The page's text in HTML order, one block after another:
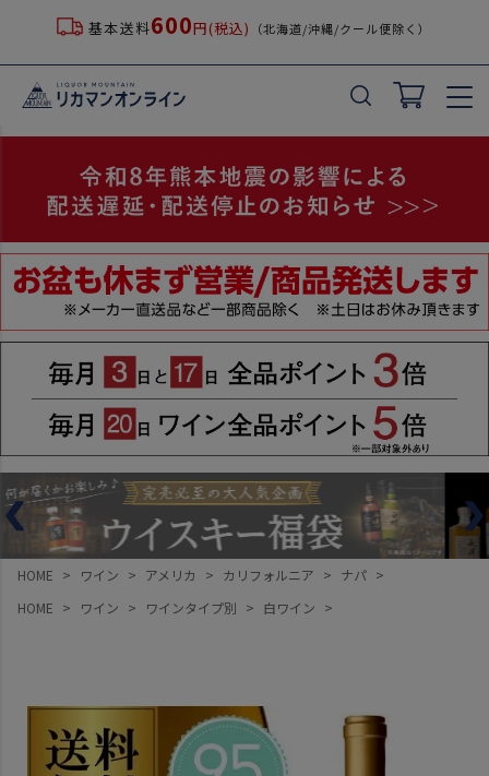
基本送料600円(税込) （北海道/沖縄/クール便除く）
HOME ワイン アメリカ カリフォルニア
ナパ
HOME
ワイン ワインタイプ別 白ワイン